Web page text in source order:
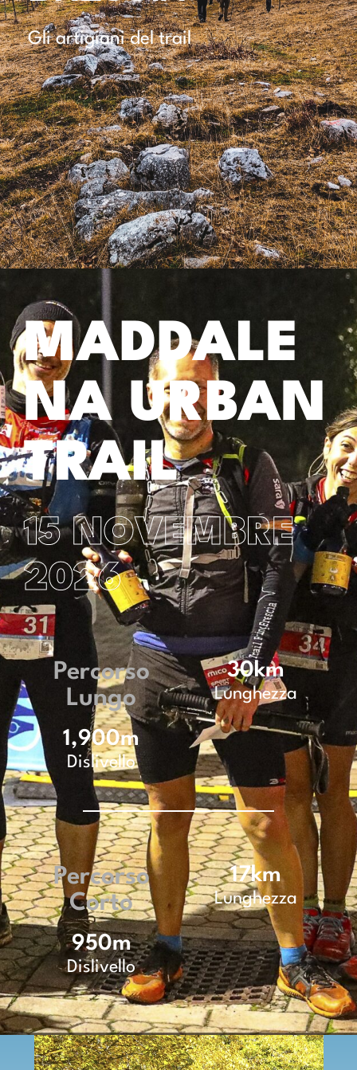
Gli artigiani del trail
MADDALE
NA URBAN
TRAIL
15 NOVEMBRE
2026
Percorso
Lungo
Lunghezza
30km
Dislivello
1,900m
Percorso
Corto
Lunghezza
17km
Dislivello
950m